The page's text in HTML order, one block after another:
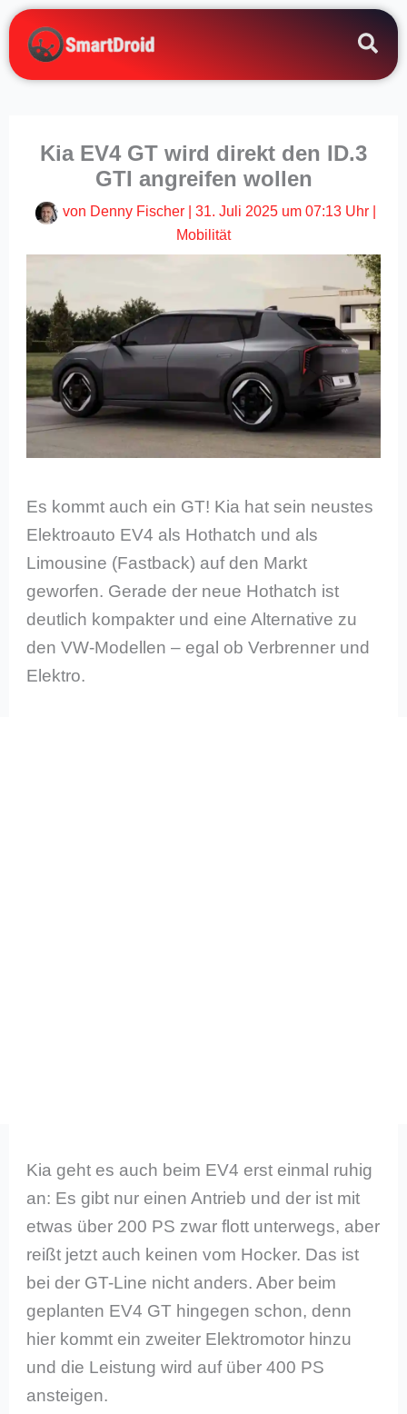
Zum
Inhalt
springen
Kia EV4 GT wird direkt den ID.3
GTI angreifen wollen
von Denny Fischer 31. Juli 2025 um 07:13 Uhr
Mobilität
Es kommt auch ein GT! Kia hat sein neustes
Elektroauto EV4 als Hothatch und als
Limousine (Fastback) auf den Markt
geworfen. Gerade der neue Hothatch ist
deutlich kompakter und eine Alternative zu
den VW-Modellen – egal ob Verbrenner und
Elektro.
Kia geht es auch beim EV4 erst einmal ruhig
an: Es gibt nur einen Antrieb und der ist mit
etwas über 200 PS zwar flott unterwegs, aber
reißt jetzt auch keinen vom Hocker. Das ist
bei der GT-Line nicht anders. Aber beim
geplanten EV4 GT hingegen schon, denn
hier kommt ein zweiter Elektromotor hinzu
und die Leistung wird auf über 400 PS
ansteigen.